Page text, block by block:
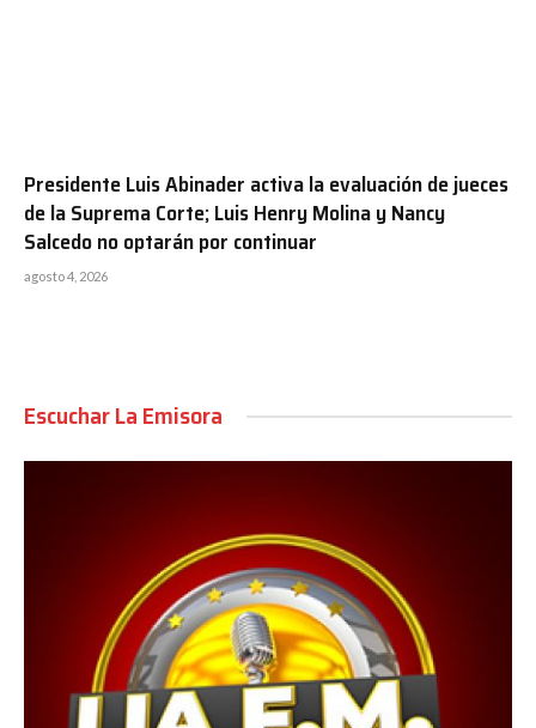
Presidente Luis Abinader activa la evaluación de jueces
de la Suprema Corte; Luis Henry Molina y Nancy
Salcedo no optarán por continuar
agosto 4, 2026
Escuchar La Emisora